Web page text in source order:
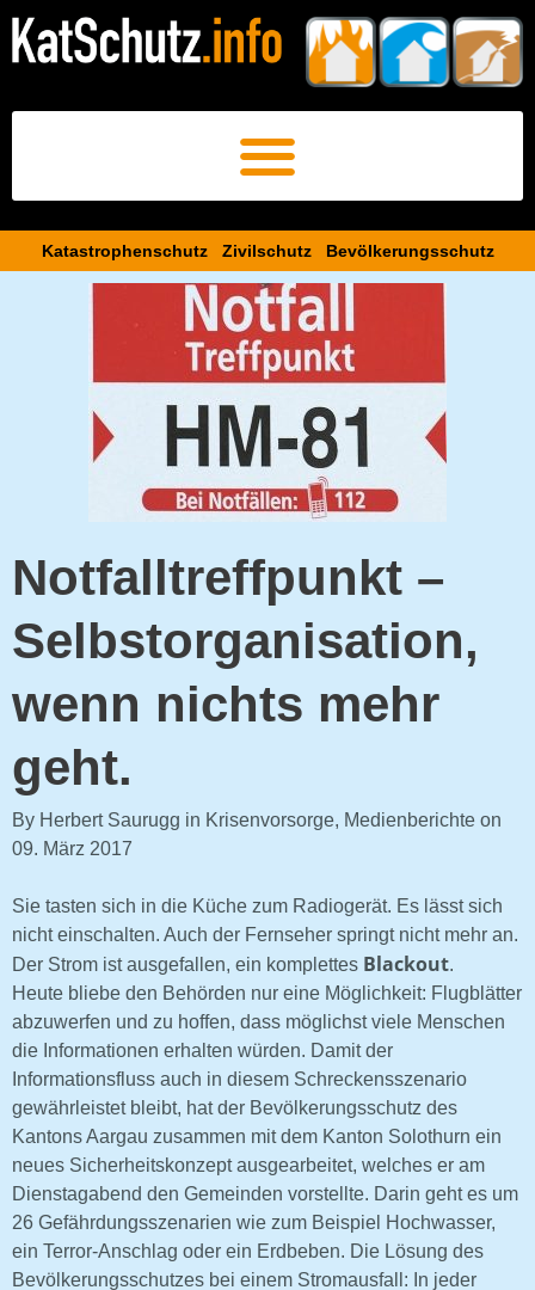
Katastrophenschutz Zivilschutz Bevölkerungsschutz​
Notfalltreffpunkt –
Selbstorganisation,
wenn nichts mehr
geht.
By Herbert Saurugg in Krisenvorsorge, Medienberichte on
09. März 2017
Sie tasten sich in die Küche zum Radiogerät. Es lässt sich
nicht einschalten. Auch der Fernseher springt nicht mehr an.
Der Strom ist ausgefallen, ein komplettes Blackout.
Heute bliebe den Behörden nur eine Möglichkeit: Flugblätter
abzuwerfen und zu hoffen, dass möglichst viele Menschen
die Informationen erhalten würden. Damit der
Informationsfluss auch in diesem Schreckensszenario
gewährleistet bleibt, hat der Bevölkerungsschutz des
Kantons Aargau zusammen mit dem Kanton Solothurn ein
neues Sicherheitskonzept ausgearbeitet, welches er am
Dienstagabend den Gemeinden vorstellte. Darin geht es um
26 Gefährdungsszenarien wie zum Beispiel Hochwasser,
ein Terror-Anschlag oder ein Erdbeben. Die Lösung des
Bevölkerungsschutzes bei einem Stromausfall: In jeder